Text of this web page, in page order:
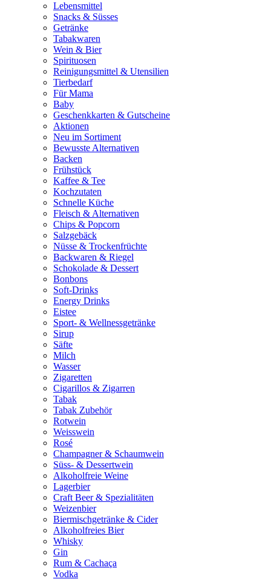
Lebensmittel
Snacks & Süsses
Getränke
Tabakwaren
Wein & Bier
Spirituosen
Reinigungsmittel & Utensilien
Tierbedarf
Für Mama
Baby
Geschenkkarten & Gutscheine
Aktionen
Neu im Sortiment
Bewusste Alternativen
Backen
Frühstück
Kaffee & Tee
Kochzutaten
Schnelle Küche
Fleisch & Alternativen
Chips & Popcorn
Salzgebäck
Nüsse & Trockenfrüchte
Backwaren & Riegel
Schokolade & Dessert
Bonbons
Soft-Drinks
Energy Drinks
Eistee
Sport- & Wellnessgetränke
Sirup
Säfte
Milch
Wasser
Zigaretten
Cigarillos & Zigarren
Tabak
Tabak Zubehör
Rotwein
Weisswein
Rosé
Champagner & Schaumwein
Süss- & Dessertwein
Alkoholfreie Weine
Lagerbier
Craft Beer & Spezialitäten
Weizenbier
Biermischgetränke & Cider
Alkoholfreies Bier
Whisky
Gin
Rum & Cachaça
Vodka